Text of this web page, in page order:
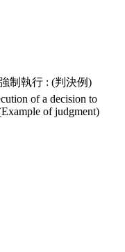
制執行 : (判決例)
of a decision to
of judgment)